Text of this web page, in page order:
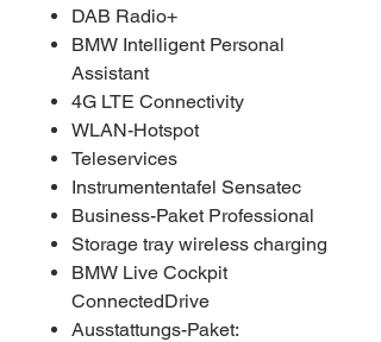
DAB Radio+
BMW Intelligent Personal
Assistant
4G LTE Connectivity
WLAN-Hotspot
Teleservices
Instrumententafel Sensatec
Business-Paket Professional
Storage tray wireless charging
BMW Live Cockpit
ConnectedDrive
Ausstattungs-Paket: